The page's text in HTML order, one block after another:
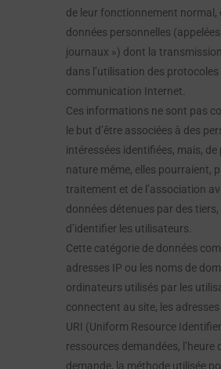
de leur fonctionnement normal,
données personnelles
journaux ») dont la
dans l’utilisation des protocoles
communication Internet.
Ces informations ne sont pas
le but d’être associées à des
intéressées identifiées, mais, de
nature même, elles pourraient,
traitement et de l’association
données détenues par des
d’identifier les utilisateurs.
Cette catégorie de données
adresses IP ou les noms de
ordinateurs utilisés par les
connectent au site, les
URI (Uniform Resource
ressources demandées, l’heure
demande, la méthode utilisée